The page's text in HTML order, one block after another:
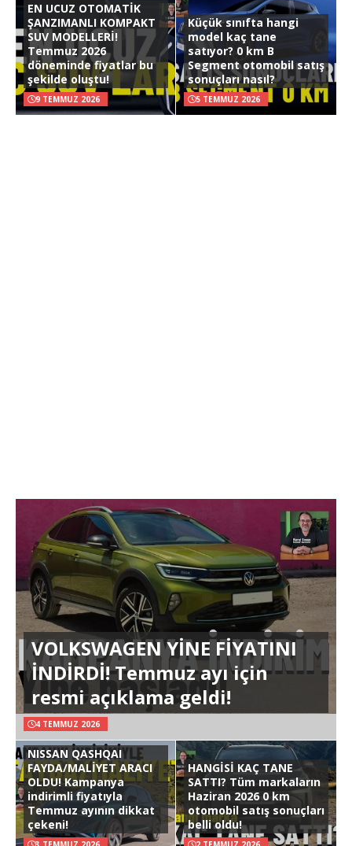
EN UCUZ OTOMATİK
ŞANZIMANLI KOMPAKT
SUV MODELLERİ!
Temmuz 2026
döneminde fiyatlar bu
şekilde oluştu!
9 TEMMUZ 2026
Küçük sınıfta hangi
model kaç tane
satıyor? 0 km B
Segment otomobil satış
sonuçları nasıl?
5 TEMMUZ 2026
VOLKSWAGEN YİNE FİYATINI
İNDİRDİ! Temmuz ayı için
resmi açıklama geldi!
4 TEMMUZ 2026
NISSAN QASHQAI
FAYDA/MALİYET ARACI
OLDU! Kampanya
indirimli fiyatıyla
Temmuz ayının dikkat
çekeni!
HANGİSİ KAÇ TANE
SATTI? Tüm markaların
Haziran 2026 0 km
otomobil satış sonuçları
belli oldu!